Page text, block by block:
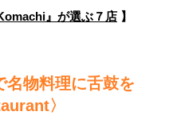
』が選ぶ７店 】
名物料理に舌鼓を
〉